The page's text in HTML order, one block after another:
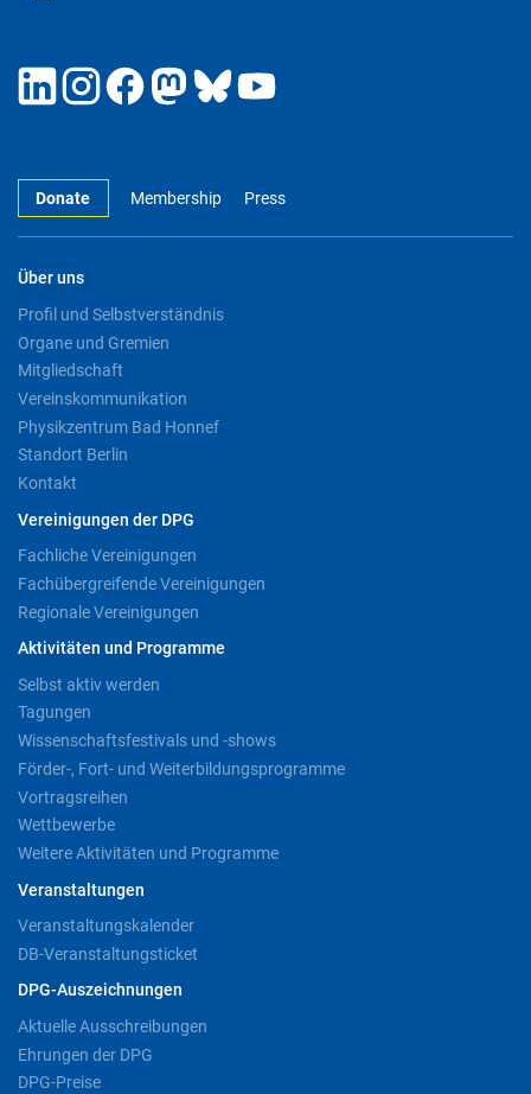
Donate Membership Press
Über uns
Profil und Selbstverständnis
Organe und Gremien
Mitgliedschaft
Vereinskommunikation
Physikzentrum Bad Honnef
Standort Berlin
Kontakt
Vereinigungen der DPG
Fachliche Vereinigungen
Fachübergreifende Vereinigungen
Regionale Vereinigungen
Aktivitäten und Programme
Selbst aktiv werden
Tagungen
Wissenschaftsfestivals und -shows
Förder-, Fort- und Weiterbildungsprogramme
Vortragsreihen
Wettbewerbe
Weitere Aktivitäten und Programme
Veranstaltungen
Veranstaltungskalender
DB-Veranstaltungsticket
DPG-Auszeichnungen
Aktuelle Ausschreibungen
Ehrungen der DPG
DPG-Preise